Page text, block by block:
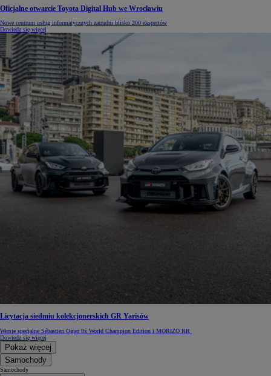
Oficjalne otwarcie Toyota Digital Hub we Wrocławiu
Nowe centrum usług informatycznych zatrudni blisko 200 ekspertów
Dowiedz się więcej
Licytacja siedmiu kolekcjonerskich GR Yarisów
Wersje specjalne Sébastien Ogier 9x World Champion Edition i MORIZO RR
Dowiedz się więcej
Pokaż więcej
Samochody
Samochody